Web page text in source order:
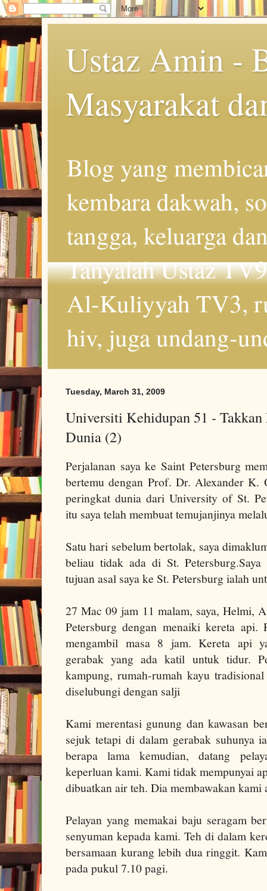
Ustaz Amin -
Masyarakat
Blog yang
kembara dakwah,
tangga, keluarga
Tanyalah Ustaz
Al-Kuliyyah TV3,
hiv, juga undang-
Tuesday, March 31, 2009
Universiti Kehidupan 51 -
Dunia (2)
Perjalanan saya ke Saint Petersburg
bertemu dengan Prof. Dr. Alexander K.
peringkat dunia dari University of St.
itu saya telah membuat temujanjinya
Satu hari sebelum bertolak, saya
beliau tidak ada di St. Petersburg.
tujuan asal saya ke St. Petersburgialah
27 Mac 09 jam 11 malam, saya, Helmi,
Petersburg dengan menaiki kereta api.
mengambil masa 8 jam. Kereta api
gerabak yang ada katil untuk tidur.
kampung, rumah-rumah kayu
diselubungi dengan salji
Kami merentasi gunung dan kawasan
sejuk tetapi di dalam gerabak suhunya
berapa lama kemudian, datang
keperluan kami. Kami tidak mempunyai
dibuatkan air teh. Dia membawakan
Pelayan yang memakai baju seragam
senyuman kepada kami. Teh di dalam
bersamaan kurang lebih dua ringgit.
pada pukul 7.10 pagi.